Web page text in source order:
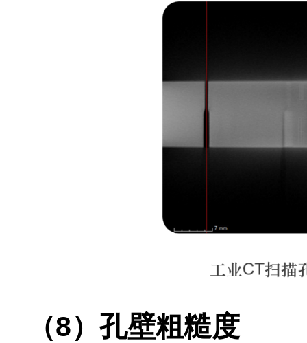
（8）孔壁粗糙度